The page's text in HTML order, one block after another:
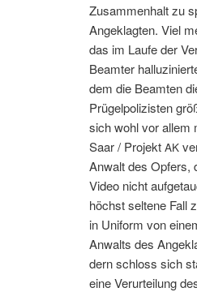
Zusam­men­halt zu
Angeklagten. Viel
das im Laufe der
Beamter
dem die Beamten
Prügelpolizis­ten
sich wohl vor allem
Saar / Pro­jekt AK
Anwalt des Opfers,
Video nicht
höchst sel­tene Fall
in Uni­form von
Anwalts des
dern schloss sich
eine Verurteilung